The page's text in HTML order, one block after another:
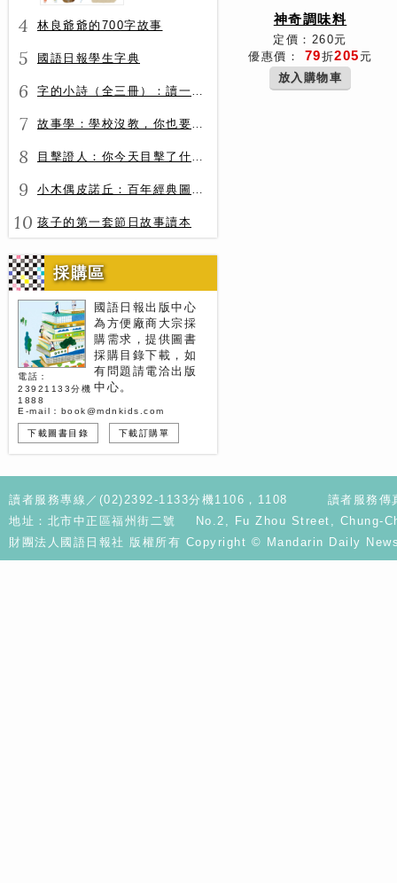
4 林良爺爺的700字故事
5 國語日報學生字典
6 字的小詩（全三冊）：讀一首詩，交一個字朋友（字字小宇宙+字字看心情+字字有意思）
7 故事學：學校沒教，你也要會的表達力
8 目擊證人：你今天目擊了什麼？
9 小木偶皮諾丘：百年經典圖文全譯版
10 孩子的第一套節日故事讀本
採購區
國語日報出版中心
為方便廠商大宗採
購需求，提供圖書
採購目錄下載，如
有問題請電洽出版
中心。
電話：
23921133分機
1888
E-mail：book@mdnkids.com
下載圖書目錄 下載訂購單
神奇調味料
定價：260元
優惠價： 79折205 元
放入購物車
讀者服務專線／(02)2392-1133分機1106，1108
讀者服務
地址：北市中正區福州街二號 No.2, Fu Zhou Street, Chung-
財團法人國語日報社 版權所有 Copyright © Mandarin Daily